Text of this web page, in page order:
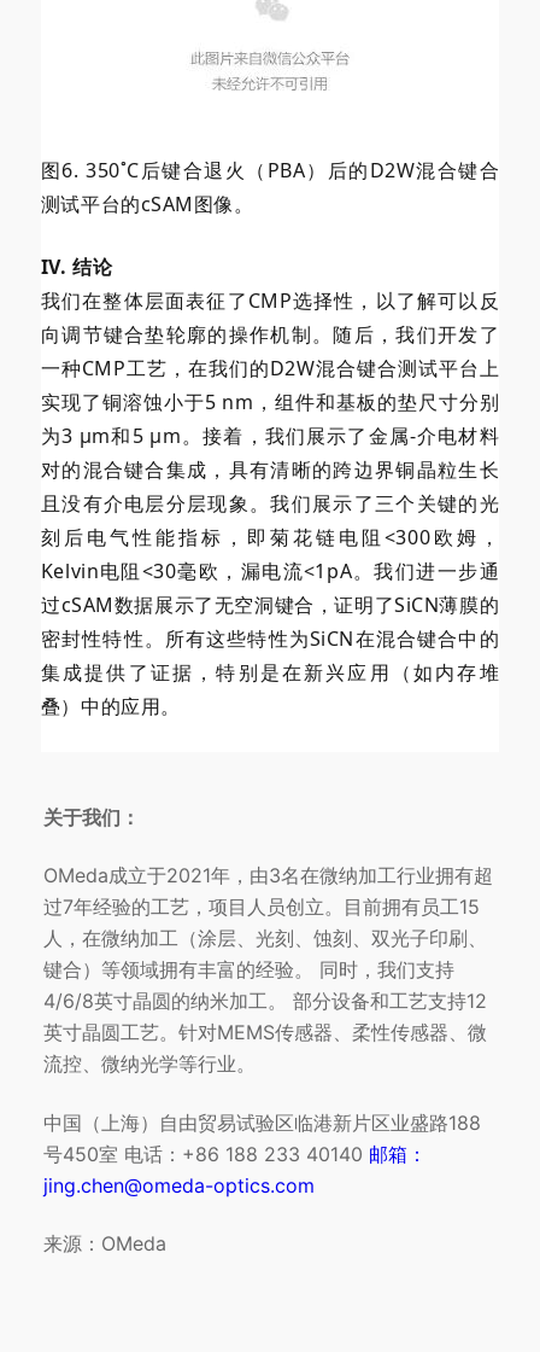
图6. 350˚C后键合退火（PBA）后的D2W混合键合
测试平台的cSAM图像。
IV. 结论
我们在整体层面表征了CMP选择性，以了解可以反
向调节键合垫轮廓的操作机制。随后，我们开发了
一种CMP工艺，在我们的D2W混合键合测试平台上
实现了铜溶蚀小于5 nm，组件和基板的垫尺寸分别
为3 µm和5 µm。接着，我们展示了金属-介电材料
对的混合键合集成，具有清晰的跨边界铜晶粒生长
且没有介电层分层现象。我们展示了三个关键的光
刻后电气性能指标，即菊花链电阻<300欧姆，
Kelvin电阻<30毫欧，漏电流<1pA。我们进一步通
过cSAM数据展示了无空洞键合，证明了SiCN薄膜的
密封性特性。所有这些特性为SiCN在混合键合中的
集成提供了证据，特别是在新兴应用（如内存堆
叠）中的应用。
关于我们：
OMeda成立于2021年，由3名在微纳加工行业拥有超
过7年经验的工艺，项目人员创立。目前拥有员工15
人，在微纳加工（涂层、光刻、蚀刻、双光子印刷、
键合）等领域拥有丰富的经验。 同时，我们支持
4/6/8英寸晶圆的纳米加工。 部分设备和工艺支持12
英寸晶圆工艺。针对MEMS传感器、柔性传感器、微
流控、微纳光学等行业。
中国（上海）自由贸易试验区临港新片区业盛路188
号450室 电话：+86 188 233 40140 邮箱：
jing.chen@omeda-optics.com
来源：OMeda